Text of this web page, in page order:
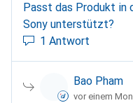
Passt das Produkt in
Sony unterstützt?
1 Antwort
Bao Pham
vor einem